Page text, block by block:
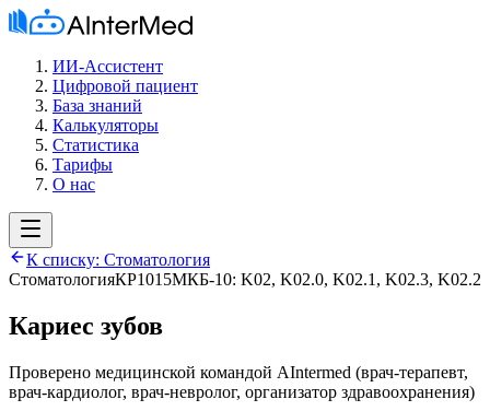
ИИ-Ассистент
Цифровой пациент
База знаний
Калькуляторы
Статистика
Тарифы
О нас
К списку: Стоматология
СтоматологияКР1015МКБ-10: K02, K02.0, K02.1, K02.3, K02.2
Кариес зубов
Проверено медицинской командой AIntermed (врач-терапевт,
врач-кардиолог, врач-невролог, организатор здравоохранения)